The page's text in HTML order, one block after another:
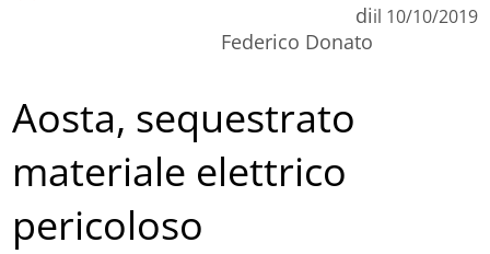
di
Federico Donato
il 10/10/2019
Aosta, sequestrato
materiale elettrico
pericoloso